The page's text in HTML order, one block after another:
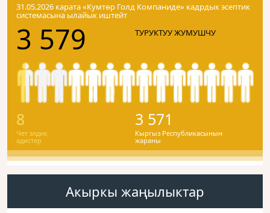
31.05.2026 карата «Кумтɵр Голд Компаниде» кадрдык эсептик
системасына ылайык иштейт
3 579 ТУРУКТУУ ЖУМУШЧУ
8
Чет элдик
адистер
3 571
Кыргыз Республикасынын
жараны
Акыркы жаңылыктар